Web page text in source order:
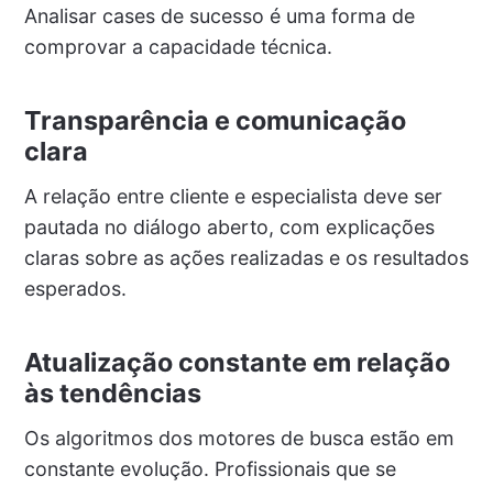
Analisar cases de sucesso é uma forma de
comprovar a capacidade técnica.
Transparência e comunicação
clara
A relação entre cliente e especialista deve ser
pautada no diálogo aberto, com explicações
claras sobre as ações realizadas e os resultados
esperados.
Atualização constante em relação
às tendências
Os algoritmos dos motores de busca estão em
constante evolução. Profissionais que se